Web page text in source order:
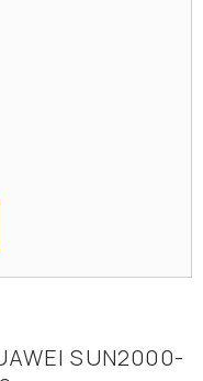
SUN2000-